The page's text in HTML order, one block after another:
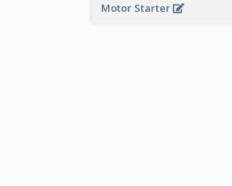
Motor Starter